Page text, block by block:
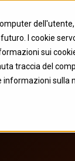
I cookie
sui
traccia del
sulla